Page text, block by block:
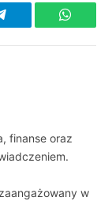
finanse oraz
w